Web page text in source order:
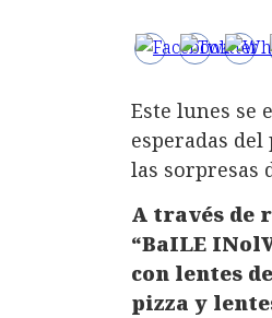
Este lunes se
esperadas
las sorpresas
A través de
“BaILE
con lentes
pizza y